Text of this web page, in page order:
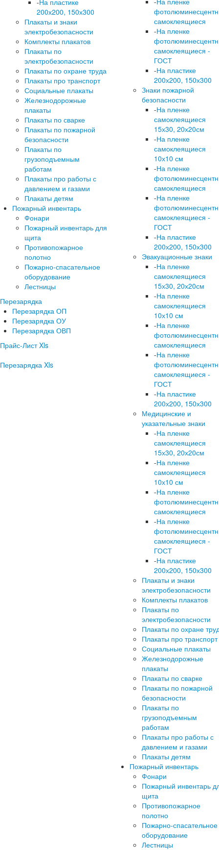
-На пластике
200х200, 150х300
Плакаты и знаки
электробезопасности
Комплекты плакатов
Плакаты по
электробезопасности
Плакаты по охране труда
Плакаты про транспорт
Социальные плакаты
Железнодорожные
плакаты
Плакаты по сварке
Плакаты по пожарной
безопасности
Плакаты по
грузоподъемным
работам
Плакаты про работы с
давлением и газами
Плакаты детям
Пожарный инвентарь
Фонари
Пожарный инвентарь для
щита
Противопожарное
полотно
Пожарно-спасательное
оборудование
Лестницы
Перезарядка
Перезарядка ОП
Перезарядка ОУ
Перезарядка ОВП
Прайс-Лист Xls
Перезарядка Xls
самоклеящиеся
-На пленке
самоклеящиеся -
ГОСТ
-На пластике
200х200, 150х300
Знаки пожарной
безопасности
-На пленке
самоклеящиеся
15х30, 20х20см
-На пленке
самоклеящиеся
10х10 см
-На пленке
самоклеящиеся
-На пленке
самоклеящиеся -
ГОСТ
-На пластике
200х200, 150х300
Эвакуационные знаки
-На пленке
самоклеящиеся
15х30, 20х20см
-На пленке
самоклеящиеся
10х10 см
-На пленке
самоклеящиеся
-На пленке
самоклеящиеся -
ГОСТ
-На пластике
200х200, 150х300
Медицинские и
указательные знаки
-На пленке
самоклеящиеся
15х30, 20х20см
-На пленке
самоклеящиеся
10х10 см
-На пленке
самоклеящиеся
-На пленке
самоклеящиеся -
ГОСТ
-На пластике
200х200, 150х300
Плакаты и знаки
электробезопасности
Комплекты плакатов
Плакаты по
электробезопасности
Плакаты по охране
Плакаты про транспорт
Социальные плакаты
Железнодорожные
плакаты
Плакаты по сварке
Плакаты по пожарной
безопасности
Плакаты по
грузоподъемным
работам
Плакаты про работы с
давлением и газами
Плакаты детям
Пожарный инвентарь
Фонари
Пожарный инвентарь
щита
Противопожарное
полотно
Пожарно-спасательное
оборудование
Лестницы